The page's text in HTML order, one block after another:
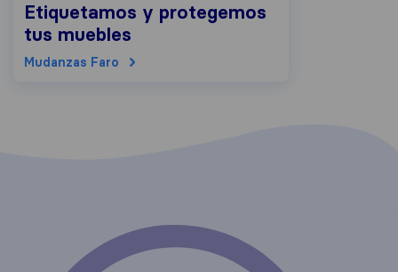
Etiquetamos y protegemos
tus muebles
Mudanzas Faro